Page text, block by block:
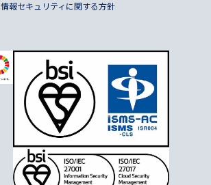
情報セキュリティに関する方針